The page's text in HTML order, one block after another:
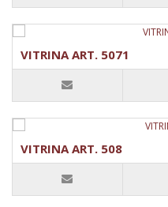
VITRINA ART. 5071
VITRINA ART. 508